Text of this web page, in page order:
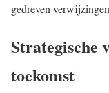
gedreven
Strategische
toekomst